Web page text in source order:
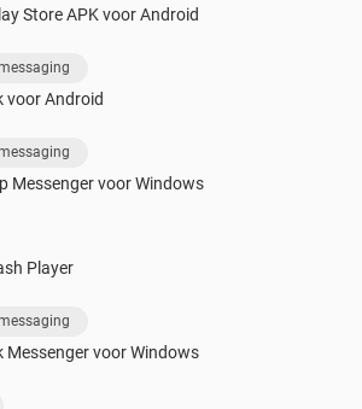
Store APK voor Android
voor Android
Messenger voor Windows
Player
Messenger voor Windows